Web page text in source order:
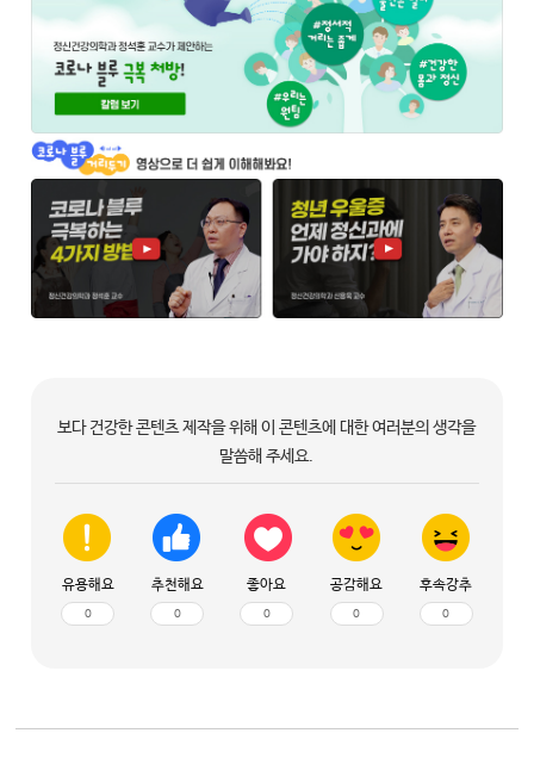
보다 건강한 콘텐츠 제작을 위해 이 콘텐츠에 대한 여러분의 생각을
말씀해 주세요.
유용해요
0
추천해요
0
좋아요
0
공감해요
0
후속강추
0